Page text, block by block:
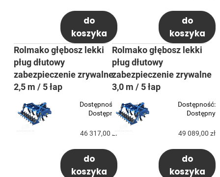
do
koszyka
do
koszyka
Rolmako głębosz lekki
pług dłutowy
zabezpieczenie zrywalne
2,5 m / 5 łap
Dostępność:
Dostępny
46 317,00 zł
do
koszyka
Rolmako głębosz lekki
pług dłutowy
zabezpieczenie zrywalne
3,0 m / 5 łap
Dostępność:
Dostępny
49 089,00 zł
do
koszyka